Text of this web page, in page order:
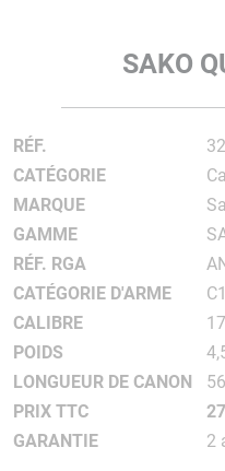
SAKO
RÉF.
CATÉGORIE
MARQUE
GAMME
RÉF. RGA
CATÉGORIE D'ARME
CALIBRE
POIDS
LONGUEUR DE CANON
56
PRIX TTC
GARANTIE
2